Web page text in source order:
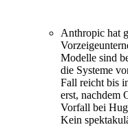
Anthropic hat
Modelle sind
die Systeme
Fall reicht bis
erst, nachdem
Vorfall bei
Kein